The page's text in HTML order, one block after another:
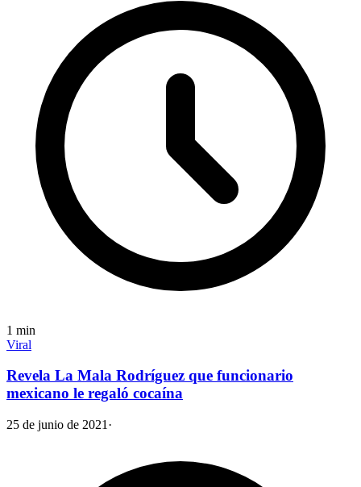
1 min
Viral
Revela La Mala Rodríguez que funcionario
mexicano le regaló cocaína
25 de junio de 2021 ·